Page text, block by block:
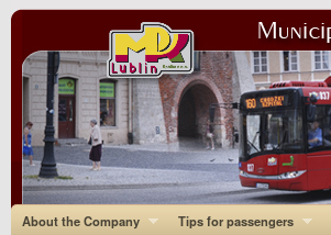
About the Company Tips for passengers